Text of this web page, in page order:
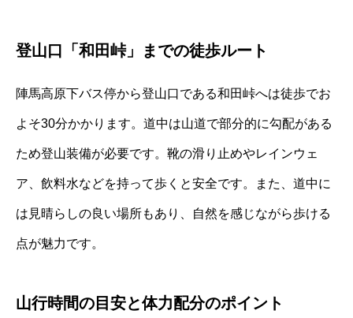
登山口「和田峠」までの徒歩ルート
陣馬高原下バス停から登山口である和田峠へは徒歩でお
よそ30分かかります。道中は山道で部分的に勾配がある
ため登山装備が必要です。靴の滑り止めやレインウェ
ア、飲料水などを持って歩くと安全です。また、道中に
は見晴らしの良い場所もあり、自然を感じながら歩ける
点が魅力です。
山行時間の目安と体力配分のポイント